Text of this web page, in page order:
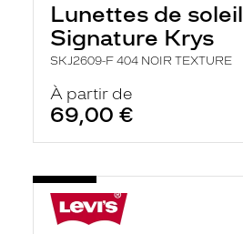
Lunettes de soleil
Signature Krys
SKJ2609-F 404 NOIR TEXTURE
À partir de
69,00 €